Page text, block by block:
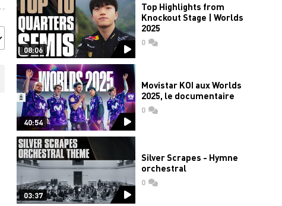
08:06
Top Highlights from
Knockout Stage | Worlds
2025
0commentaires
40:54
Movistar KOI aux Worlds
2025, le documentaire
0commentaires
03:37
Silver Scrapes - Hymne
orchestral
0commentaires